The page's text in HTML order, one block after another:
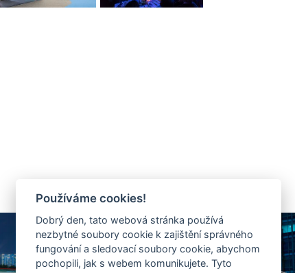
Používáme cookies!
Dobrý den, tato webová stránka používá
nezbytné soubory cookie k zajištění správného
fungování a sledovací soubory cookie, abychom
pochopili, jak s webem komunikujete. Tyto